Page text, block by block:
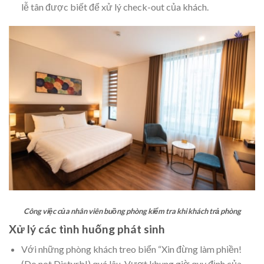
lễ tân được biết để xử lý check-out của khách.
Công việc của nhân viên buồng phòng kiểm tra khi khách trả phòng
Xử lý các tình huống phát sinh
Với những phòng khách treo biển “Xin đừng làm phiền!